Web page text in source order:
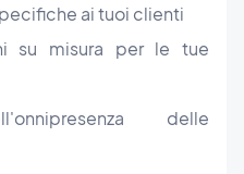
ai tuoi clienti
su misura per le tue
delle